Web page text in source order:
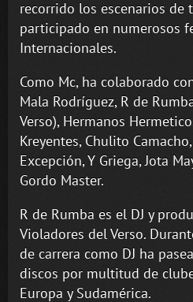
recorrido los escenarios de
participado en numerosos
Internacionales.
Como Mc, ha colaborado
Mala Rodríguez, R de
Verso), Hermanos
Kreyentes, Chulito
Excepción, Y Griega, Jota
Gordo Master.
R de Rumba es el DJ y
Violadores del Verso.
de carrera como DJ ha
discos por multitud de
Europa y Sudamérica.